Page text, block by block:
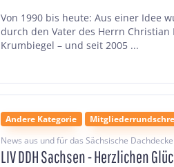
Von 1990 bis heute: Aus einer Idee
durch den Vater des Herrn
Krumbiegel – und seit 2005 ...
Andere Kategorie
News aus und für das Sächsische
LIV DDH Sachsen - Herzlichen